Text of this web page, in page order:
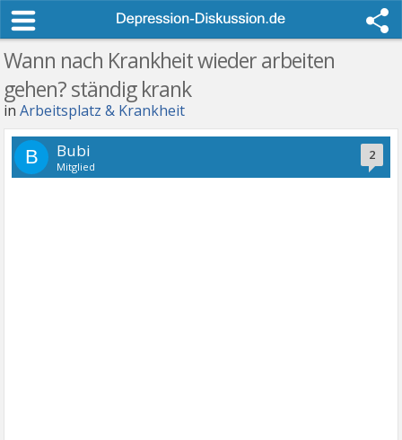
Wann nach Krankheit wieder arbeiten
gehen? ständig krank
inArbeitsplatz & Krankheit
2
B Bubi
Mitglied